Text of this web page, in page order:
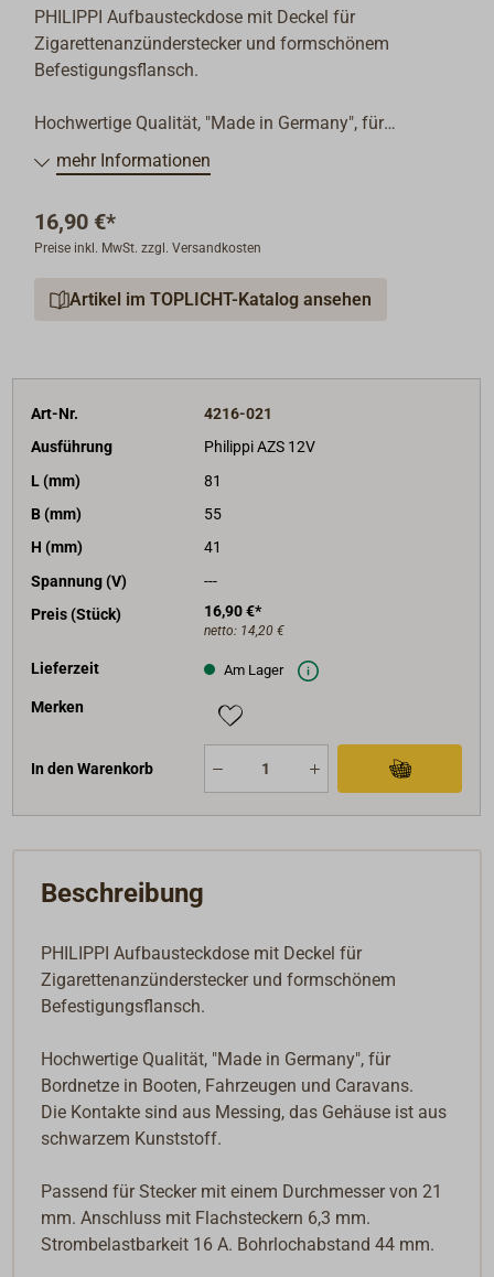
PHILIPPI Aufbausteckdose mit Deckel für
Zigarettenanzünderstecker und formschönem
Befestigungsflansch.
Hochwertige Qualität, "Made in Germany", für
Bordnetze in Booten, Fahrzeugen und Caravans.
Die Kontakte sind aus Messing, das Gehäuse ist aus
Passend für Stecker mit einem Durchmesser von 21
Strombelastbarkeit 16 A. Bohrlochabstand 44 mm.
mehr Informationen
16,90 €*
Preise inkl. MwSt. zzgl. Versandkosten
Artikel im TOPLICHT-Katalog ansehen
Art-Nr.
4216-021
Ausführung
Philippi AZS 12V
L (mm)
81
B (mm)
55
H (mm)
41
Spannung (V)
---
Preis (Stück)
16,90 €*
netto: 14,20 €
Lieferzeit Am Lager
Merken
In den Warenkorb
Beschreibung
PHILIPPI Aufbausteckdose mit Deckel für
Zigarettenanzünderstecker und formschönem
Befestigungsflansch.
Hochwertige Qualität, "Made in Germany", für
Bordnetze in Booten, Fahrzeugen und Caravans.
Die Kontakte sind aus Messing, das Gehäuse ist aus
schwarzem Kunststoff.
Passend für Stecker mit einem Durchmesser von 21
mm. Anschluss mit Flachsteckern 6,3 mm.
Strombelastbarkeit 16 A. Bohrlochabstand 44 mm.